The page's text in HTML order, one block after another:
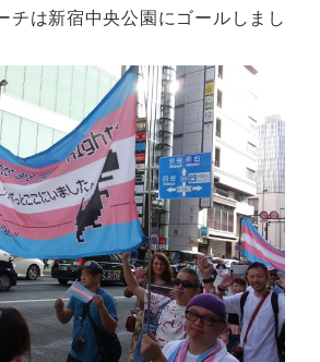
チは新宿中央公園にゴールしまし